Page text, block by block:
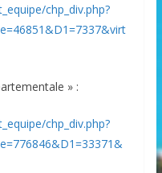
chp_div.php?
» :
chp_div.php?